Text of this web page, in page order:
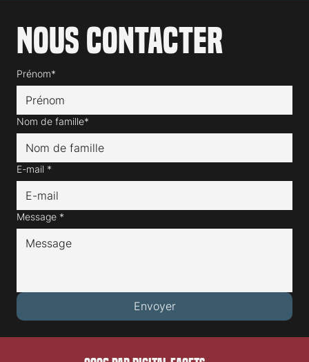
Nous contacter
Prénom*
Nom de famille*
E-mail *
Message *
Envoyer